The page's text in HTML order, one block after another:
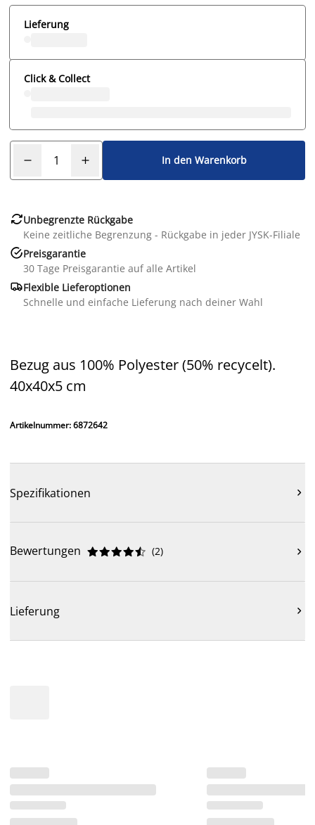
Lieferung
Click & Collect
In den Warenkorb
Unbegrenzte Rückgabe
Keine zeitliche Begrenzung - Rückgabe in jeder JYSK-Filiale
Preisgarantie
30 Tage Preisgarantie auf alle Artikel
Flexible Lieferoptionen
Schnelle und einfache Lieferung nach deiner Wahl
Bezug aus 100% Polyester (50% recycelt).
40x40x5 cm
Artikelnummer: 6872642
Spezifikationen 
Bewertungen 




 (2) 
Lieferung 